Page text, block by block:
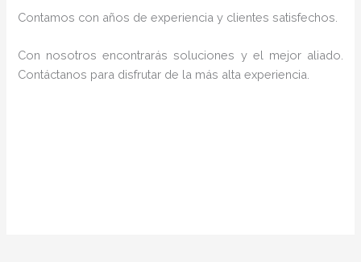
Contamos con años de experiencia y clientes satisfechos.
Con nosotros encontrarás soluciones y el mejor aliado.
Contáctanos para disfrutar de la más alta experiencia.